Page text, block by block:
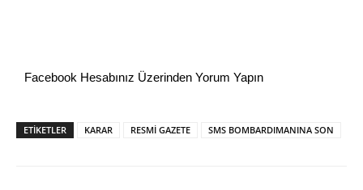
Facebook Hesabınız Üzerinden Yorum Yapın
ETİKETLER KARAR RESMİ GAZETE SMS BOMBARDIMANINA SON